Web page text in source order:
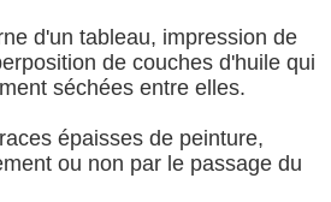
d'un tableau, impression de
de couches d'huile qui
séchées entre elles.
épaisses de peinture,
ou non par le passage du